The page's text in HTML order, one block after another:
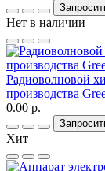
Нет в наличии
Радиоволновой
производства
0.00 р.
Хит